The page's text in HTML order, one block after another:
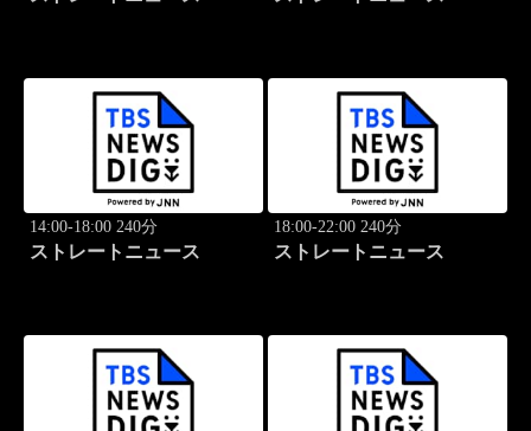
14:00-18:00 240分
ストレートニュース
18:00-22:00 240分
ストレートニュース